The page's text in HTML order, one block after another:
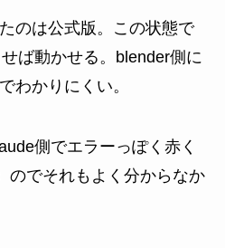
のは公式版。この状態で
ば動かせる。blender側に
わかりにくい。
側でエラーっぽく赤く
のでそれもよく分からなか